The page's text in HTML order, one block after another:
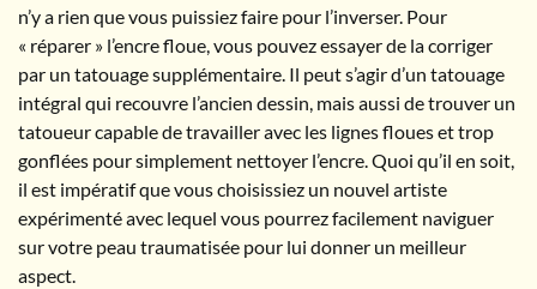
n’y a rien que vous puissiez faire pour l’inverser. Pour
« réparer » l’encre floue, vous pouvez essayer de la corriger
par un tatouage supplémentaire. Il peut s’agir d’un tatouage
intégral qui recouvre l’ancien dessin, mais aussi de trouver un
tatoueur capable de travailler avec les lignes floues et trop
gonflées pour simplement nettoyer l’encre. Quoi qu’il en soit,
il est impératif que vous choisissiez un nouvel artiste
expérimenté avec lequel vous pourrez facilement naviguer
sur votre peau traumatisée pour lui donner un meilleur
aspect.